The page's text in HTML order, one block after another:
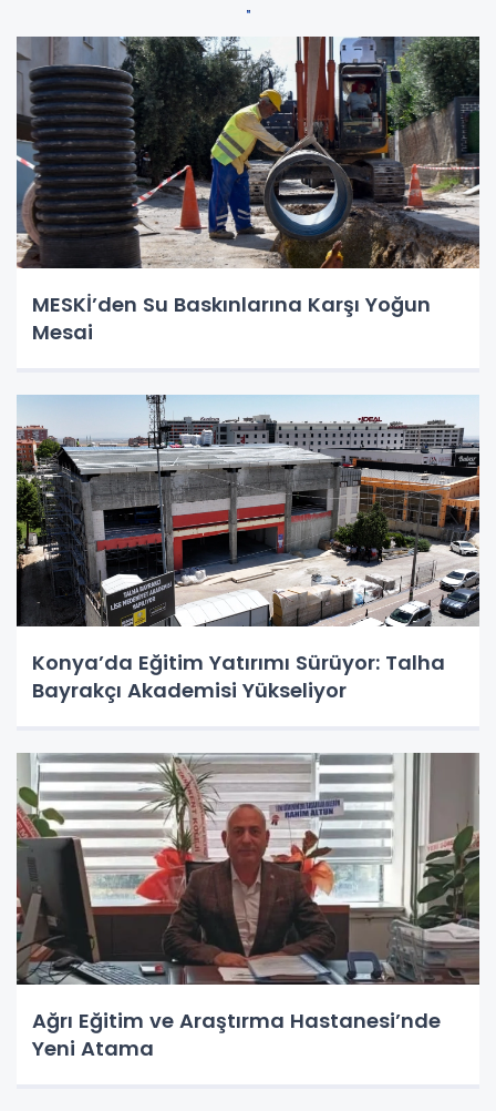
MESKİ’den Su Baskınlarına Karşı Yoğun
Mesai
Konya’da Eğitim Yatırımı Sürüyor: Talha
Bayrakçı Akademisi Yükseliyor
Ağrı Eğitim ve Araştırma Hastanesi’nde
Yeni Atama